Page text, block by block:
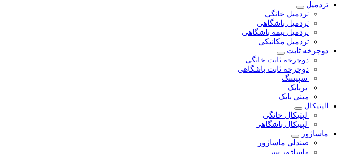
تردمیل
تردمیل خانگی
تردمیل باشگاهی
تردمیل نیمه باشگاهی
تردمیل مکانیکی
دوچرخه ثابت
دوچرخه ثابت خانگی
دوچرخه ثابت باشگاهی
اسپینینگ
ایربایک
مینی بایک
الپتیکال
الپتیکال خانگی
الپتیکال باشگاهی
ماساژور
صندلی ماساژور
ماساژور سر